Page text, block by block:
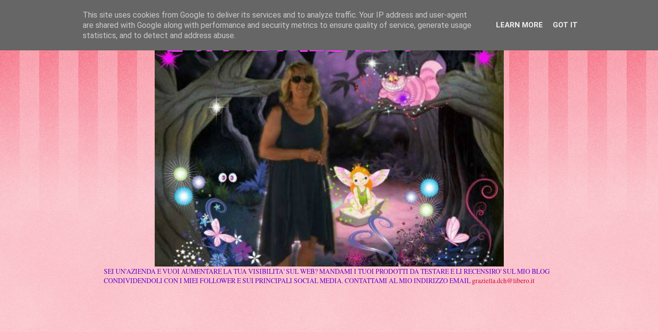
GATTASTREGATTA
SEI UN'AZIENDA E VUOI AUMENTARE LA TUA VISIBILITA' SUL WEB? MANDAMI I TUOI PRODOTTI DA TESTARE E LI RECENSIRO' SUL MIO BLOG
CONDIVIDENDOLI CON I MIEI FOLLOWER E SUI PRINCIPALI SOCIAL MEDIA. CONTATTAMI AL MIO INDIRIZZO EMAILgraziella.dch@libero.it
This site uses cookies from Google to deliver its services and to analyze traffic. Your IP address and user-agent
are shared with Google along with performance and security metrics to ensure quality of service, generate usage
statistics, and to detect and address abuse.
LEARN MORE GOT IT